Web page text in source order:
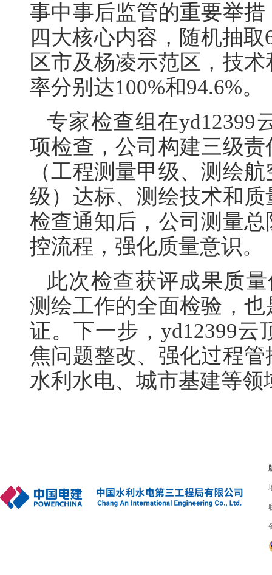
事中事后监管的重要举
四大核心内容，随机抽
区市及杨凌示范区，技
率分别达100%和94.6%。
专家检查组在yd12399
项检查，公司构建三级
（工程测量甲级、测绘
级）达标、测绘技术和
检查通知后，公司测量
控流程，强化质量意识。
此次检查获评成果质
测绘工作的全面检验，
证。下一步，yd12399
焦问题整改、强化过程
水利水电、城市基建等